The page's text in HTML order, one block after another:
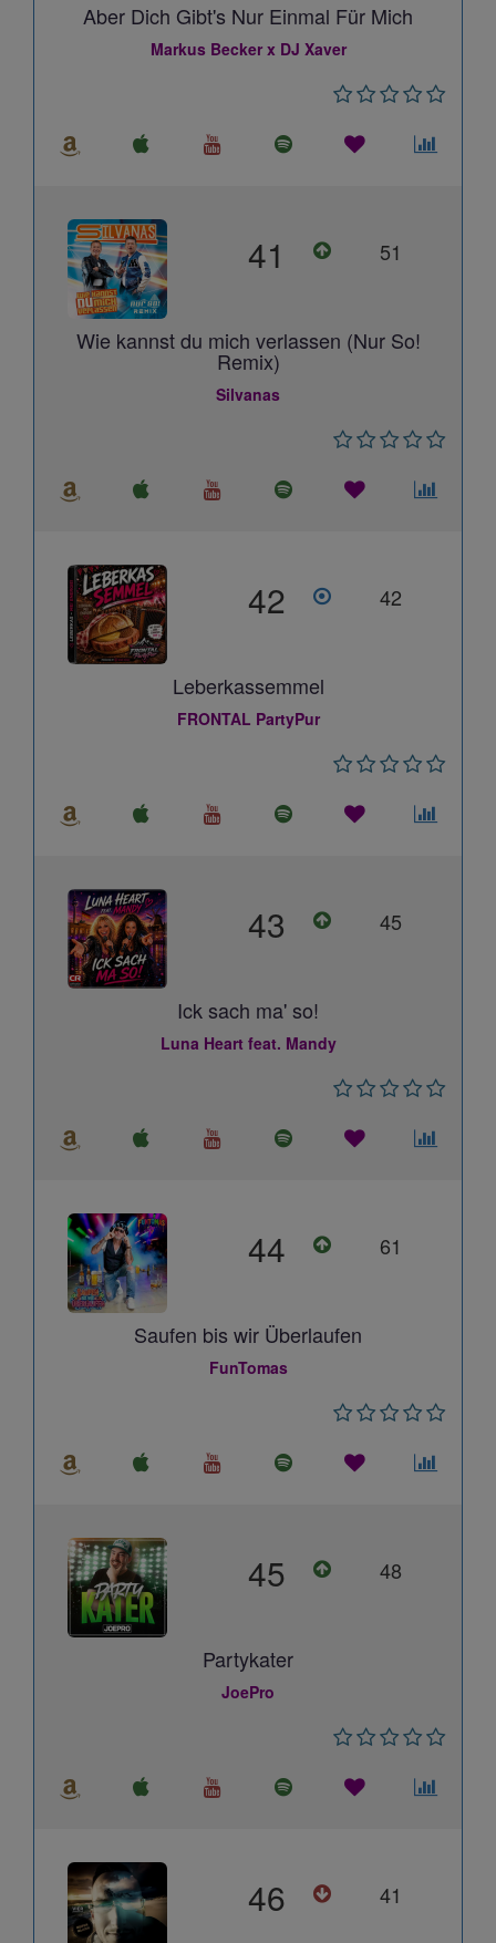
Aber Dich Gibt's Nur Einmal Für Mich
Markus Becker x DJ Xaver
41 51
Wie kannst du mich verlassen (Nur So!
Remix)
Silvanas
42 42
Leberkassemmel
FRONTAL PartyPur
43 45
Ick sach ma' so!
Luna Heart feat. Mandy
44 61
Saufen bis wir Überlaufen
FunTomas
45 48
Partykater
JoePro
46 41